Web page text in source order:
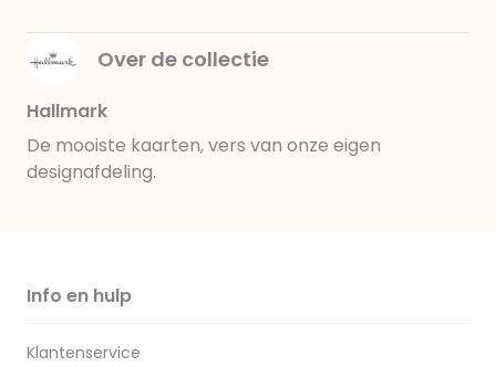
Over de collectie
Hallmark
De mooiste kaarten, vers van onze eigen
designafdeling.
Info en hulp
Klantenservice